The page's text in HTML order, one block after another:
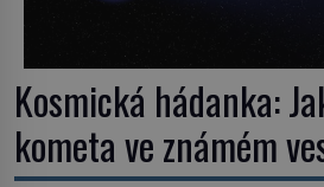
Kosmická hádanka:
kometa ve známém